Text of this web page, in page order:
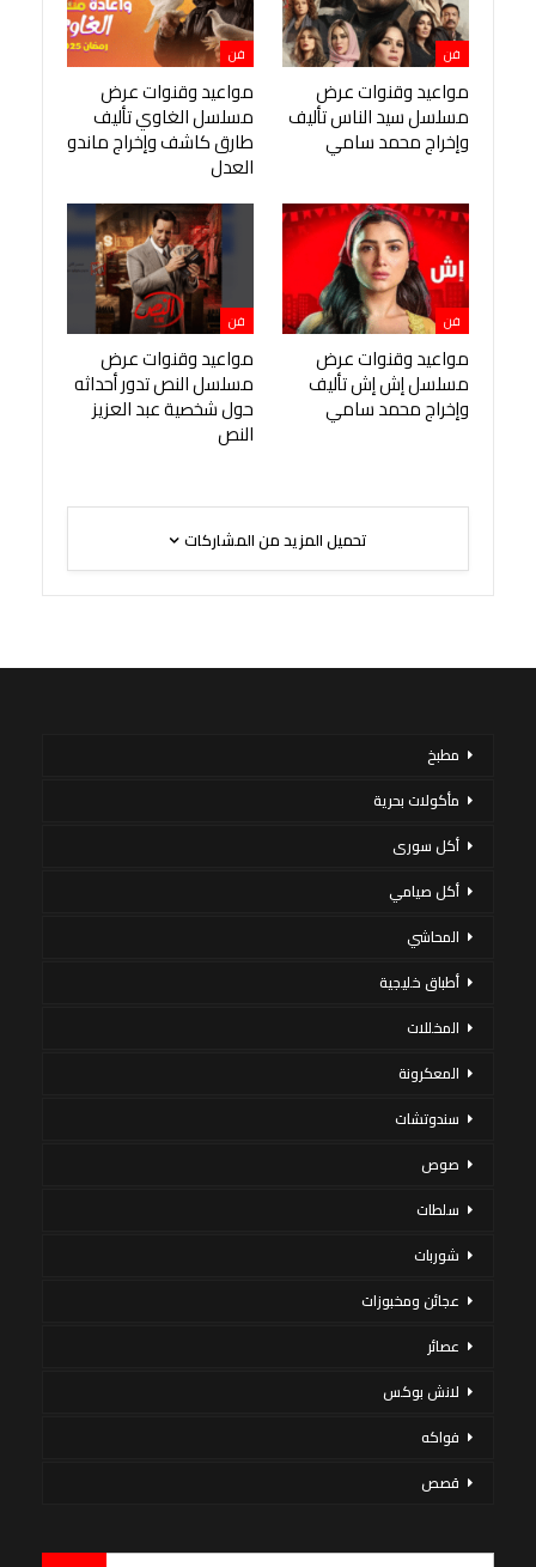
فن
مواعيد وقنوات عرض
مسلسل سيد الناس تأليف
وإخراج محمد سامي
فن
مواعيد وقنوات عرض
مسلسل الغاوي تأليف
طارق كاشف وإخراج ماندو
العدل
فن
مواعيد وقنوات عرض
مسلسل إش إش تأليف
وإخراج محمد سامي
فن
مواعيد وقنوات عرض
مسلسل النص تدور أحداثه
حول شخصية عبد العزيز
النص
تحميل المزيد من المشاركات
مطبخ
مأكولات بحرية
أكل سورى
أكل صيامي
المحاشي
أطباق خليجية
المخللات
المعكرونة
سندوتشات
صوص
سلطات
شوربات
عجائن ومخبوزات
عصائر
لانش بوكس
فواكه
قصص